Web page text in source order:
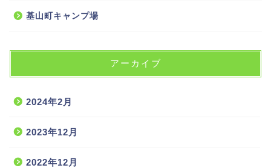
基山町キャンプ場
アーカイブ
2024年2月
2023年12月
2022年12月